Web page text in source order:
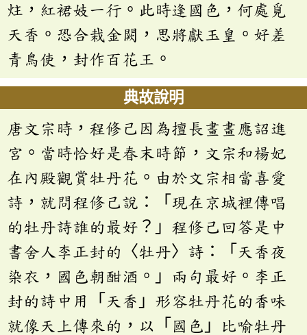
炷，紅裙妓一行。此時逢國色，何處覓
天香。恐合栽金闕，思將獻玉皇。好差
青鳥使，封作百花王。
典故說明
唐文宗時，程修己因為擅長畫畫應詔進
宮。當時恰好是春末時節，文宗和楊妃
在內殿觀賞牡丹花。由於文宗相當喜愛
詩，就問程修己說：「現在京城裡傳唱
的牡丹詩誰的最好？」程修己回答是中
書舍人李正封的〈牡丹〉詩：「天香夜
染衣，國色朝酣酒。」兩句最好。李正
封的詩中用「天香」形容牡丹花的香味
就像天上傳來的，以「國色」比喻牡丹